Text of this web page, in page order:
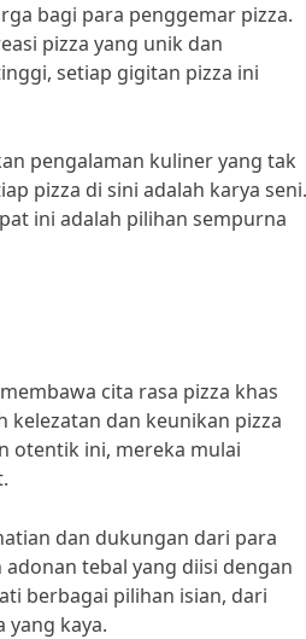
bagi para penggemar pizza.
pizza yang unik dan
setiap gigitan pizza ini
pengalaman kuliner yang tak
pizza di sini adalah karya seni.
ini adalah pilihan sempurna
cita rasa pizza khas
kelezatan dan keunikan pizza
otentik ini, mereka mulai
dan dukungan dari para
tebal yang diisi dengan
berbagai pilihan isian, dari
yang kaya.